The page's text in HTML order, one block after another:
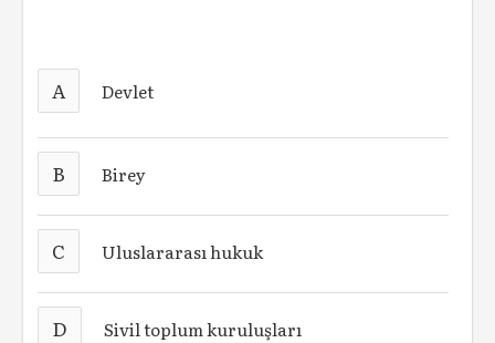
A Devlet
B Birey
C Uluslararası hukuk
D Sivil toplum kuruluşları